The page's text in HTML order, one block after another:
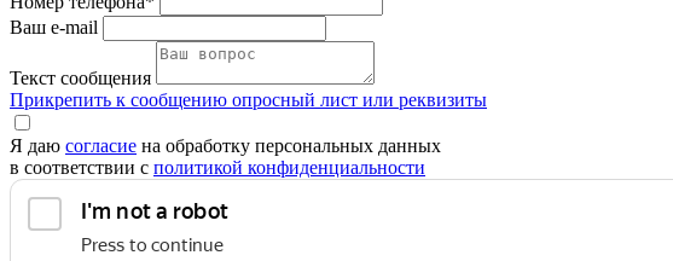
Ваш e-mail
Текст сообщения
Прикрепить к сообщению опросный лист или реквизиты
Я даю согласие на обработку персональных данных
в соответствии с политикой конфиденциальности